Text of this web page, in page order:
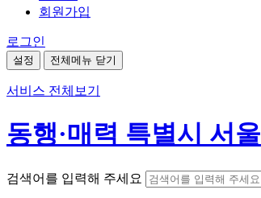
회원가입
로그인
설정 전체메뉴 닫기
서비스 전체보기
동행·매력 특별시 서울
검색어를 입력해 주세요